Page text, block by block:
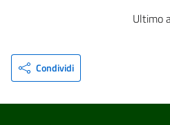
Ultimo
Condividi